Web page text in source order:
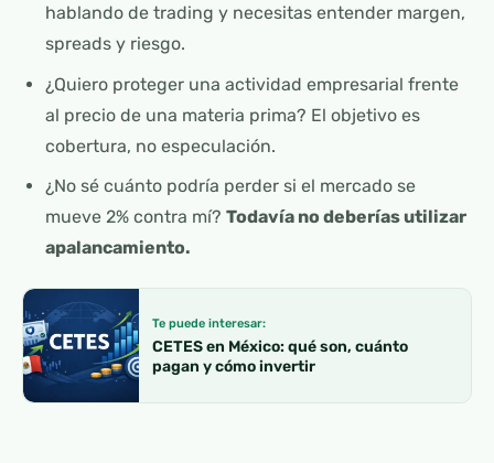
hablando de trading y necesitas entender margen,
spreads y riesgo.
¿Quiero proteger una actividad empresarial frente
al precio de una materia prima? El objetivo es
cobertura, no especulación.
¿No sé cuánto podría perder si el mercado se
mueve 2% contra mí? Todavía no deberías utilizar
apalancamiento.
Te puede interesar:
CETES en México: qué son, cuánto
pagan y cómo invertir